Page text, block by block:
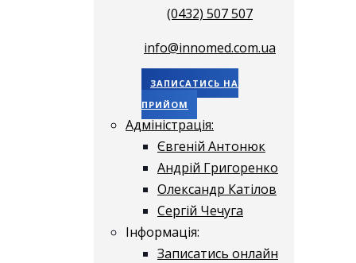
(0432) 507 507
info@innomed.com.ua
ЗАПИСАТИСЬ НА
ПРИЙОМ
Адміністрація:
Євгеній Антонюк
Андрій Григоренко
Олександр Катілов
Сергій Чечуга
Інформація:
Записатись онлайн